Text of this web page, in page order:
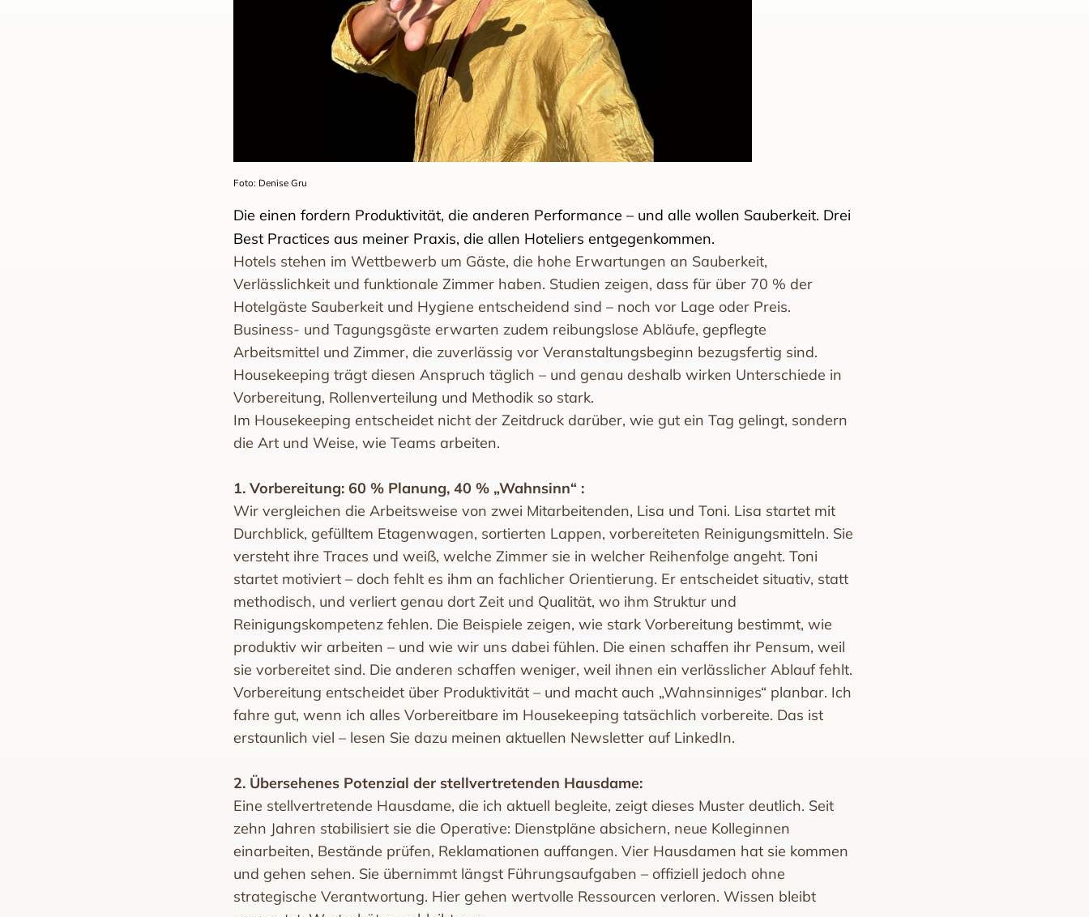
Foto: Denise Gru
Die einen fordern Produktivität, die anderen Performance – und alle wollen Sauberkeit. Drei
Best Practices aus meiner Praxis, die allen Hoteliers entgegenkommen.
Hotels stehen im Wettbewerb um Gäste, die hohe Erwartungen an Sauberkeit,
Verlässlichkeit und funktionale Zimmer haben. Studien zeigen, dass für über 70 % der
Hotelgäste Sauberkeit und Hygiene entscheidend sind – noch vor Lage oder Preis.
Business- und Tagungsgäste erwarten zudem reibungslose Abläufe, gepflegte
Arbeitsmittel und Zimmer, die zuverlässig vor Veranstaltungsbeginn bezugsfertig sind.
Housekeeping trägt diesen Anspruch täglich – und genau deshalb wirken Unterschiede in
Vorbereitung, Rollenverteilung und Methodik so stark.
Im Housekeeping entscheidet nicht der Zeitdruck darüber, wie gut ein Tag gelingt, sondern
die Art und Weise, wie Teams arbeiten.
1. Vorbereitung: 60 % Planung, 40 % „Wahnsinn“ :
Wir vergleichen die Arbeitsweise von zwei Mitarbeitenden, Lisa und Toni. Lisa startet mit
Durchblick, gefülltem Etagenwagen, sortierten Lappen, vorbereiteten Reinigungsmitteln. Sie
versteht ihre Traces und weiß, welche Zimmer sie in welcher Reihenfolge angeht. Toni
startet motiviert – doch fehlt es ihm an fachlicher Orientierung. Er entscheidet situativ, statt
methodisch, und verliert genau dort Zeit und Qualität, wo ihm Struktur und
Reinigungskompetenz fehlen. Die Beispiele zeigen, wie stark Vorbereitung bestimmt, wie
produktiv wir arbeiten – und wie wir uns dabei fühlen. Die einen schaffen ihr Pensum, weil
sie vorbereitet sind. Die anderen schaffen weniger, weil ihnen ein verlässlicher Ablauf fehlt.
Vorbereitung entscheidet über Produktivität – und macht auch „Wahnsinniges“ planbar. Ich
fahre gut, wenn ich alles Vorbereitbare im Housekeeping tatsächlich vorbereite. Das ist
erstaunlich viel – lesen Sie dazu meinen aktuellen Newsletter auf LinkedIn.
2. Übersehenes Potenzial der stellvertretenden Hausdame:
Eine stellvertretende Hausdame, die ich aktuell begleite, zeigt dieses Muster deutlich. Seit
zehn Jahren stabilisiert sie die Operative: Dienstpläne absichern, neue Kolleginnen
einarbeiten, Bestände prüfen, Reklamationen auffangen. Vier Hausdamen hat sie kommen
und gehen sehen. Sie übernimmt längst Führungsaufgaben – offiziell jedoch ohne
strategische Verantwortung. Hier gehen wertvolle Ressourcen verloren. Wissen bleibt